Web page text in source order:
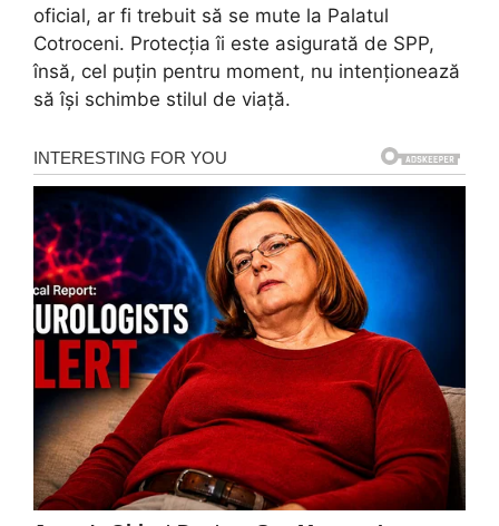
oficial, ar fi trebuit să se mute la Palatul
Cotroceni. Protecția îi este asigurată de SPP,
însă, cel puțin pentru moment, nu intenționează
să își schimbe stilul de viață.